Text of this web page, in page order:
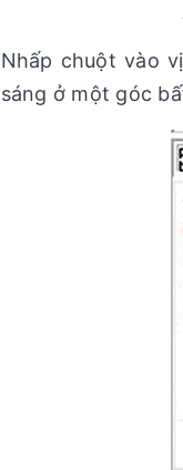
Nhấp chuột vào
sáng ở một góc